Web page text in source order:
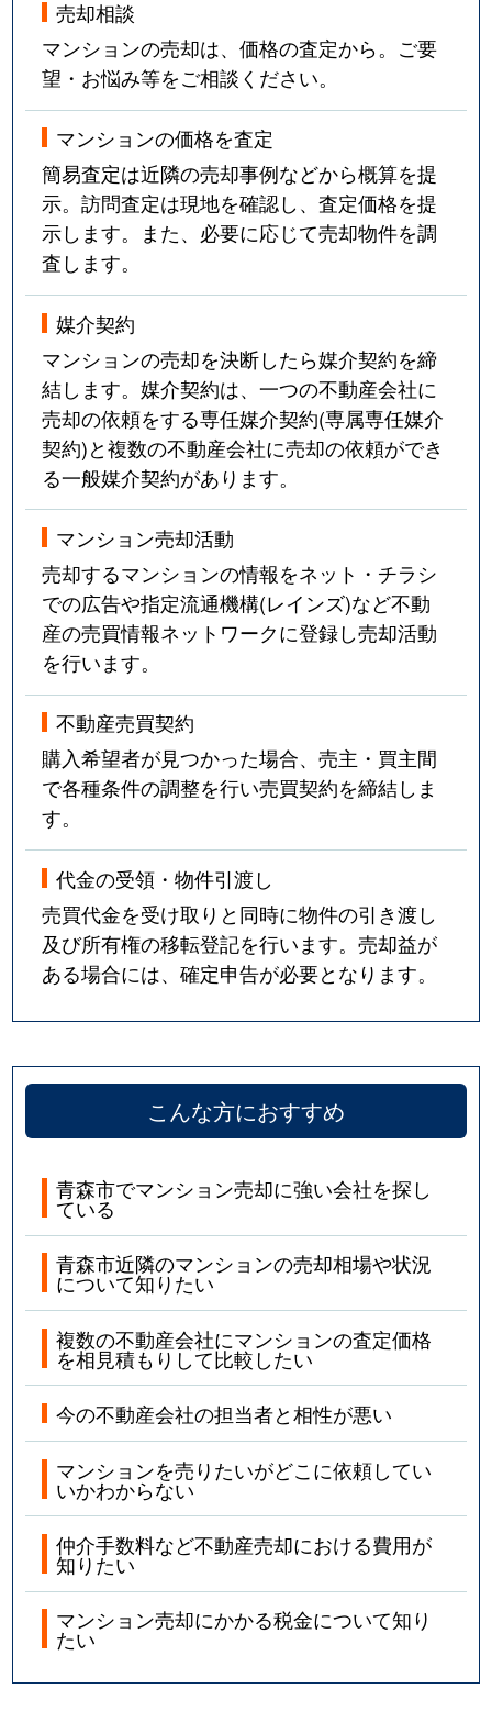
売却相談
マンションの売却は、価格の査定から。ご要
望・お悩み等をご相談ください。
マンションの価格を査定
簡易査定は近隣の売却事例などから概算を提
示。訪問査定は現地を確認し、査定価格を提
示します。また、必要に応じて売却物件を調
査します。
媒介契約
マンションの売却を決断したら媒介契約を締
結します。媒介契約は、一つの不動産会社に
売却の依頼をする専任媒介契約(専属専任媒介
契約)と複数の不動産会社に売却の依頼ができ
る一般媒介契約があります。
マンション売却活動
売却するマンションの情報をネット・チラシ
での広告や指定流通機構(レインズ)など不動
産の売買情報ネットワークに登録し売却活動
を行います。
不動産売買契約
購入希望者が見つかった場合、売主・買主間
で各種条件の調整を行い売買契約を締結しま
す。
代金の受領・物件引渡し
売買代金を受け取りと同時に物件の引き渡し
及び所有権の移転登記を行います。売却益が
ある場合には、確定申告が必要となります。
こんな方におすすめ
青森市でマンション売却に強い会社を探し
ている
青森市近隣のマンションの売却相場や状況
について知りたい
複数の不動産会社にマンションの査定価格
を相見積もりして比較したい
今の不動産会社の担当者と相性が悪い
マンションを売りたいがどこに依頼してい
いかわからない
仲介手数料など不動産売却における費用が
知りたい
マンション売却にかかる税金について知り
たい